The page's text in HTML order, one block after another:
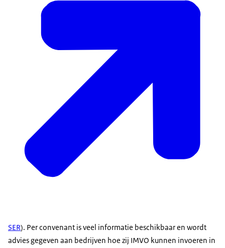
SER). Per convenant is veel informatie beschikbaar en wordt
advies gegeven aan bedrijven hoe zij IMVO kunnen invoeren in